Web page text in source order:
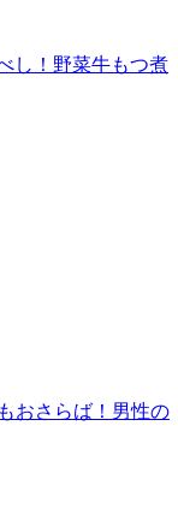
し！野菜牛もつ煮
おさらば！男性の